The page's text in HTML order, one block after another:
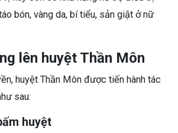
bón, vàng da, bí tiểu, sản giật ở nữ
lên huyệt Thần Môn
huyệt Thần Môn được tiến hành tác
sau:
huyệt